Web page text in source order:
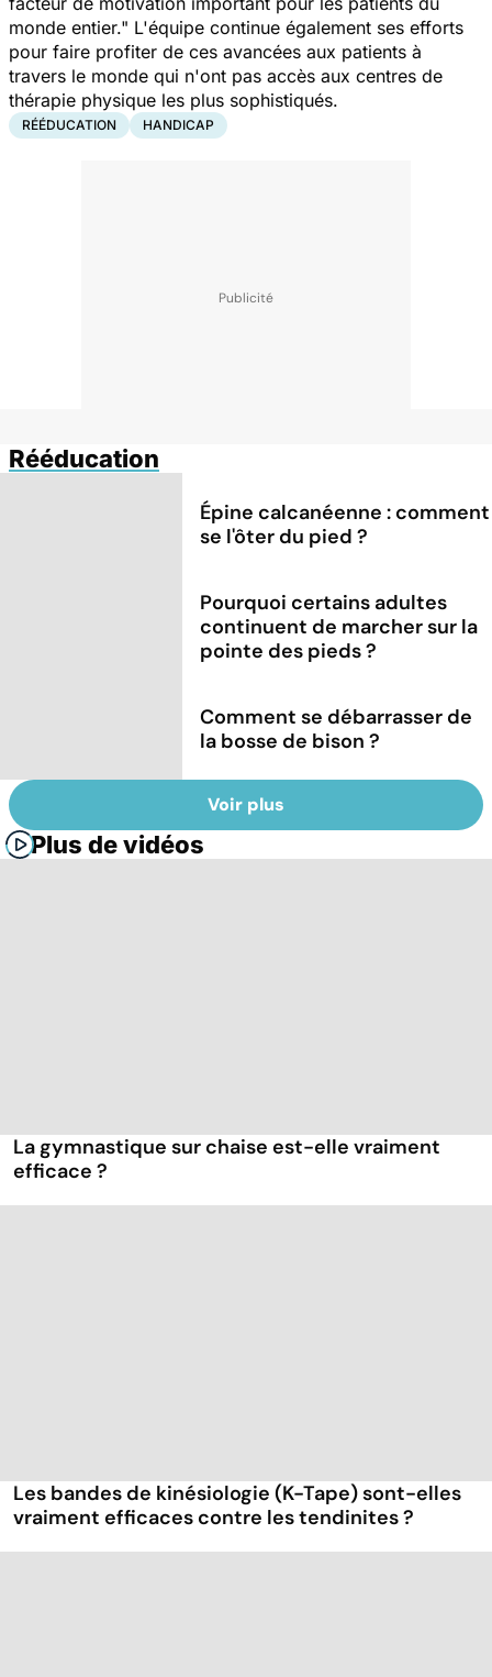
monde entier." L'équipe continue également ses efforts
pour faire profiter de ces avancées aux patients à
travers le monde qui n'ont pas accès aux centres de
thérapie physique les plus sophistiqués.
RÉÉDUCATION HANDICAP
Rééducation
Épine calcanéenne : comment
se l'ôter du pied ?
Pourquoi certains adultes
continuent de marcher sur la
pointe des pieds ?
Comment se débarrasser de
la bosse de bison ?
Voir plus
Plus de vidéos
La gymnastique sur chaise est-elle vraiment
efficace ?
Les bandes de kinésiologie (K-Tape) sont-elles
vraiment efficaces contre les tendinites ?